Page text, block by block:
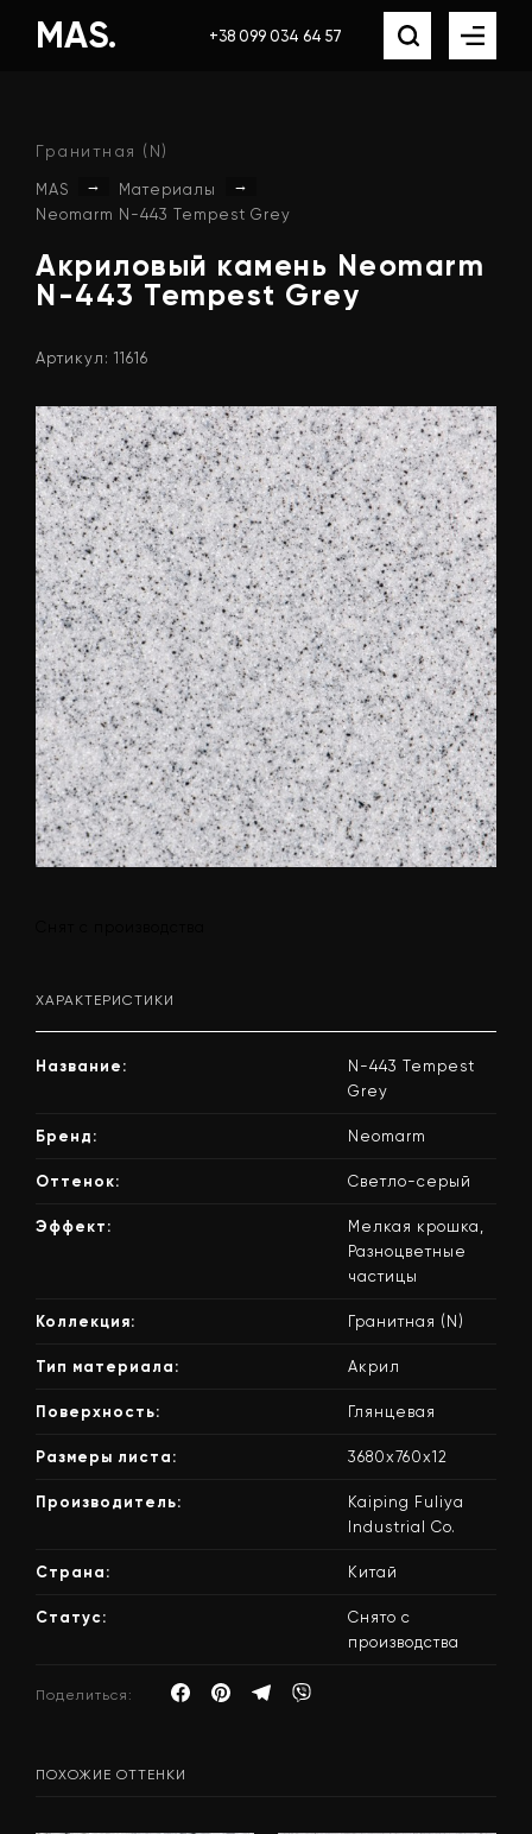
MAS. +38 099 034 64 57
Гранитная (N)
MAS → Материалы
→
Neomarm N-443 Tempest Grey
Акриловый камень Neomarm
N-443 Tempest Grey
Артикул: 11616
ХАРАКТЕРИСТИКИ
Название:
N-443 Tempest
Grey
Бренд: Neomarm
Оттенок: Светло-серый
Эффект:
Мелкая крошка,
Разноцветные
частицы
Коллекция: Гранитная (N)
Тип материала: Акрил
Поверхность: Глянцевая
Размеры листа: 3680x760x12
Производитель:
Kaiping Fuliya
Industrial Co.
Страна: Китай
Статус:
Снято с
производства
Поделиться:
ПОХОЖИЕ ОТТЕНКИ